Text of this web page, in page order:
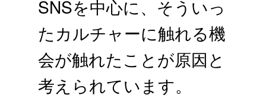
SNSを中心に、そういっ
たカルチャーに触れる機
会が触れたことが原因と
考えられています。